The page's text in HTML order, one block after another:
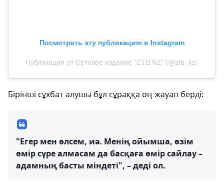
Посмотреть эту публикацию в Instagram
Публикация от Сетевое издание "ZTB.KZ" (@ztb_kz)
Бірінші сұхбат алушы бұл сұраққа оң жауап берді:
"Егер мен өлсем, иә. Менің ойымша, өзім
өмір сүре алмасам да басқаға өмір сайлау –
адамның басты міндеті", – деді ол.